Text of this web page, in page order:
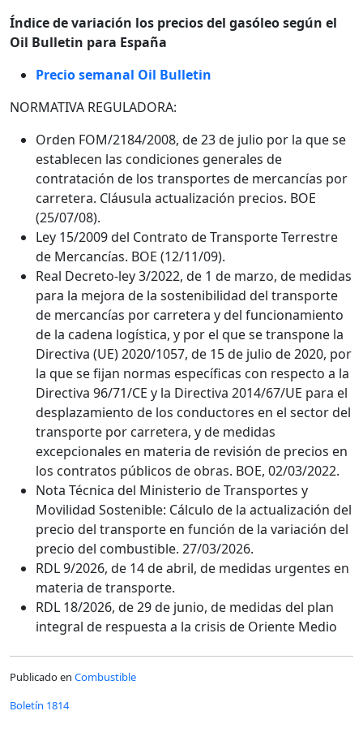
Índice de variación los precios del gasóleo según el
Oil Bulletin para España
Precio semanal Oil Bulletin
NORMATIVA REGULADORA:
Orden FOM/2184/2008, de 23 de julio por la que se
establecen las condiciones generales de
contratación de los transportes de mercancías por
carretera. Cláusula actualización precios. BOE
(25/07/08).
Ley 15/2009 del Contrato de Transporte Terrestre
de Mercancías. BOE (12/11/09).
Real Decreto-ley 3/2022, de 1 de marzo, de medidas
para la mejora de la sostenibilidad del transporte
de mercancías por carretera y del funcionamiento
de la cadena logística, y por el que se transpone la
Directiva (UE) 2020/1057, de 15 de julio de 2020, por
la que se fijan normas específicas con respecto a la
Directiva 96/71/CE y la Directiva 2014/67/UE para el
desplazamiento de los conductores en el sector del
transporte por carretera, y de medidas
excepcionales en materia de revisión de precios en
los contratos públicos de obras. BOE, 02/03/2022.
Nota Técnica del Ministerio de Transportes y
Movilidad Sostenible: Cálculo de la actualización del
precio del transporte en función de la variación del
precio del combustible. 27/03/2026.
RDL 9/2026, de 14 de abril, de medidas urgentes en
materia de transporte.
RDL 18/2026, de 29 de junio, de medidas del plan
integral de respuesta a la crisis de Oriente Medio
Publicado en Combustible
Boletín 1814